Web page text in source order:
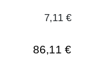
7,11 €
86,11 €